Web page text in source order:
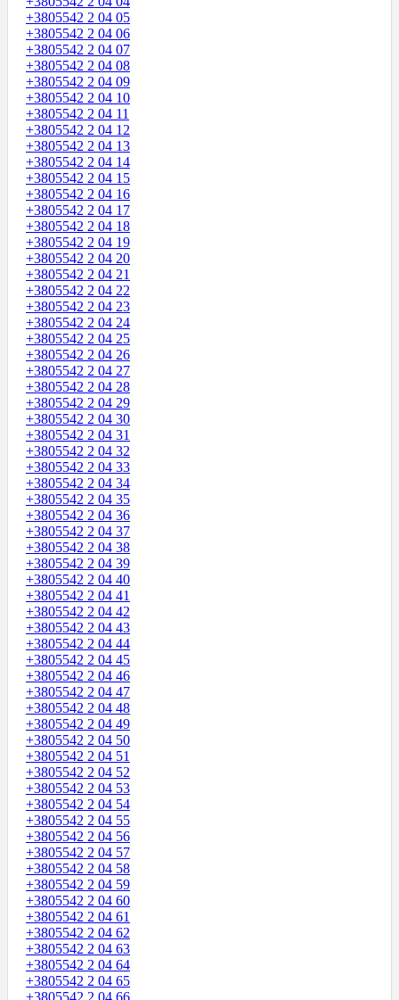
+3805542 2 04 05
+3805542 2 04 06
+3805542 2 04 07
+3805542 2 04 08
+3805542 2 04 09
+3805542 2 04 10
+3805542 2 04 11
+3805542 2 04 12
+3805542 2 04 13
+3805542 2 04 14
+3805542 2 04 15
+3805542 2 04 16
+3805542 2 04 17
+3805542 2 04 18
+3805542 2 04 19
+3805542 2 04 20
+3805542 2 04 21
+3805542 2 04 22
+3805542 2 04 23
+3805542 2 04 24
+3805542 2 04 25
+3805542 2 04 26
+3805542 2 04 27
+3805542 2 04 28
+3805542 2 04 29
+3805542 2 04 30
+3805542 2 04 31
+3805542 2 04 32
+3805542 2 04 33
+3805542 2 04 34
+3805542 2 04 35
+3805542 2 04 36
+3805542 2 04 37
+3805542 2 04 38
+3805542 2 04 39
+3805542 2 04 40
+3805542 2 04 41
+3805542 2 04 42
+3805542 2 04 43
+3805542 2 04 44
+3805542 2 04 45
+3805542 2 04 46
+3805542 2 04 47
+3805542 2 04 48
+3805542 2 04 49
+3805542 2 04 50
+3805542 2 04 51
+3805542 2 04 52
+3805542 2 04 53
+3805542 2 04 54
+3805542 2 04 55
+3805542 2 04 56
+3805542 2 04 57
+3805542 2 04 58
+3805542 2 04 59
+3805542 2 04 60
+3805542 2 04 61
+3805542 2 04 62
+3805542 2 04 63
+3805542 2 04 64
+3805542 2 04 65
+3805542 2 04 66